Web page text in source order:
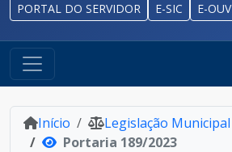
PORTAL DO SERVIDOR
E-SIC E-OUV
Início Legislação Municipal
Portaria 189/2023